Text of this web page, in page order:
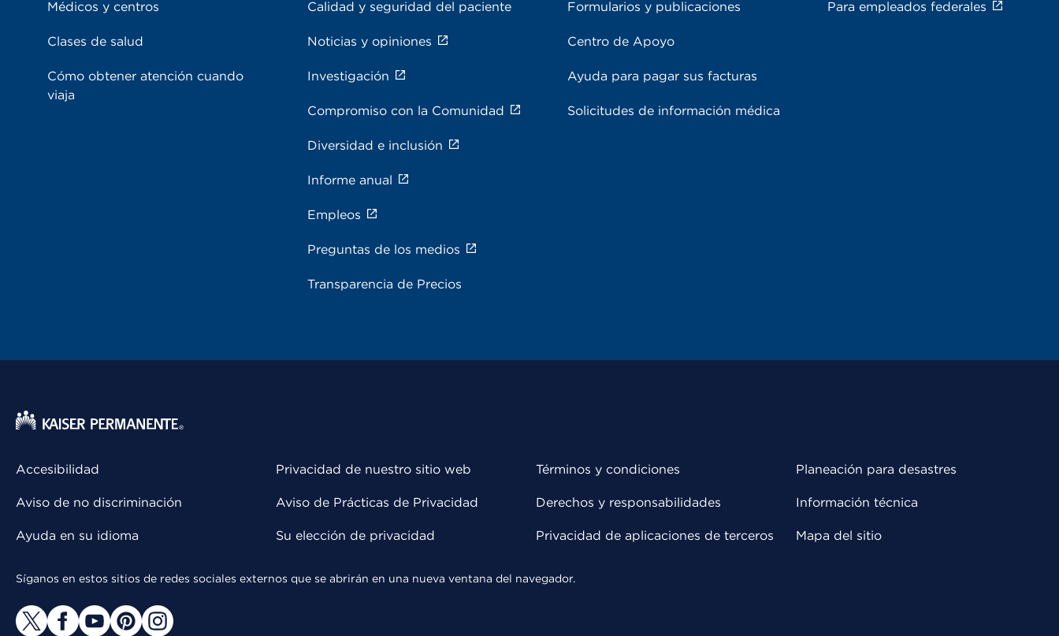
Médicos y centros
Clases de salud
Cómo obtener atención cuando
viaja
Calidad y seguridad del paciente
Noticias y opiniones
Investigación
Compromiso con la Comunidad
Diversidad e inclusión
Informe anual
Empleos
Preguntas de los medios
Transparencia de Precios
Formularios y publicaciones
Centro de Apoyo
Ayuda para pagar sus facturas
Solicitudes de información médica
Para empleados federales
Accesibilidad
Aviso de no discriminación
Ayuda en su idioma
Privacidad de nuestro sitio web
Aviso de Prácticas de Privacidad
Su elección de privacidad
Términos y condiciones
Derechos y responsabilidades
Privacidad de aplicaciones de terceros
Planeación para desastres
Información técnica
Mapa del sitio
Síganos en estos sitios de redes sociales externos que se abrirán en una nueva ventana del navegador.